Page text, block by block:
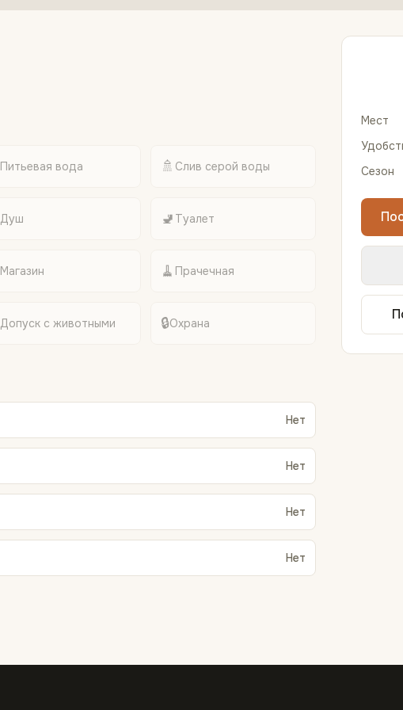
Питьевая вода 🚿 Слив серой воды
Душ 🚽 Туалет
Магазин 🧹 Прачечная
Допуск с животными 🔒Охрана
Нет
Нет
Нет
Нет
Мест
Сезон